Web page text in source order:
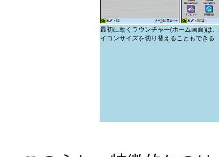
最初に動くラウンチャー(ホーム画面)は
イコンサイズを切り替えることもできる